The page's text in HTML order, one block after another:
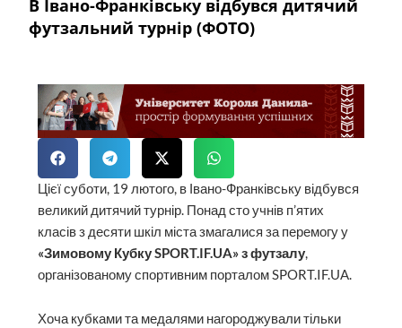
В Івано-Франківську відбувся дитячий
футзальний турнір (ФОТО)
Цієї суботи, 19 лютого, в Івано-Франківську відбувся
великий дитячий турнір. Понад сто учнів п’ятих
класів з десяти шкіл міста змагалися за перемогу у
«Зимовому Кубку SPORT.IF.UA» з футзалу,
організованому спортивним порталом SPORT.IF.UA.
Хоча кубками та медалями нагороджували тільки